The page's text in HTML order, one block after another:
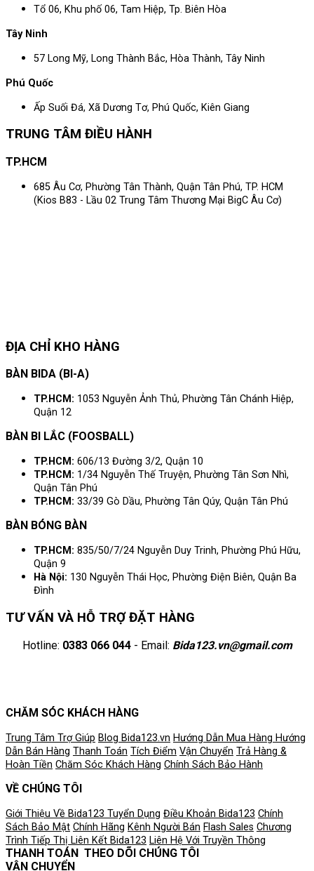
Tổ 06, Khu phố 06, Tam Hiệp, Tp. Biên Hòa
Tây Ninh
57 Long Mỹ, Long Thành Bắc, Hòa Thành, Tây Ninh
Phú Quốc
Ấp Suối Đá, Xã Dương Tơ, Phú Quốc, Kiên Giang
TRUNG TÂM ĐIỀU HÀNH
TP.HCM
685 Âu Cơ, Phường Tân Thành, Quận Tân Phú, TP. HCM
(Kios B83 - Lầu 02 Trung Tâm Thương Mại BigC Âu Cơ)
ĐỊA CHỈ KHO HÀNG
BÀN BIDA (BI-A)
TP.HCM: 1053 Nguyễn Ảnh Thủ, Phường Tân Chánh Hiệp,
Quận 12
BÀN BI LẮC (FOOSBALL)
TP.HCM: 606/13 Đường 3/2, Quận 10
TP.HCM: 1/34 Nguyễn Thế Truyện, Phường Tân Sơn Nhì,
Quận Tân Phú
TP.HCM: 33/39 Gò Dầu, Phường Tân Qúy, Quận Tân Phú
BÀN BÓNG BÀN
TP.HCM: 835/50/7/24 Nguyễn Duy Trinh, Phường Phú Hữu,
Quận 9
Hà Nội: 130 Nguyễn Thái Học, Phường Điện Biên, Quận Ba
Đình
TƯ VẤN VÀ HỖ TRỢ ĐẶT HÀNG
Hotline: 0383 066 044- Email: Bida123.vn@gmail.com
CHĂM SÓC KHÁCH HÀNG
Trung Tâm Trợ Giúp Blog Bida123.vn Hướng Dẫn Mua Hàng Hướng
Dẫn Bán Hàng Thanh Toán Tích Điểm Vận Chuyển Trả Hàng &
Hoàn Tiền Chăm Sóc Khách Hàng Chính Sách Bảo Hành
VỀ CHÚNG TÔI
Giới Thiệu Về Bida123 Tuyển Dụng Điều Khoản Bida123 Chính
Sách Bảo Mật Chính Hãng Kênh Người Bán Flash Sales Chương
Trình Tiếp Thị Liên Kết Bida123 Liên Hệ Với Truyền Thông
THANH TOÁN THEO DÕI CHÚNG TÔI
VẬN CHUYỂN